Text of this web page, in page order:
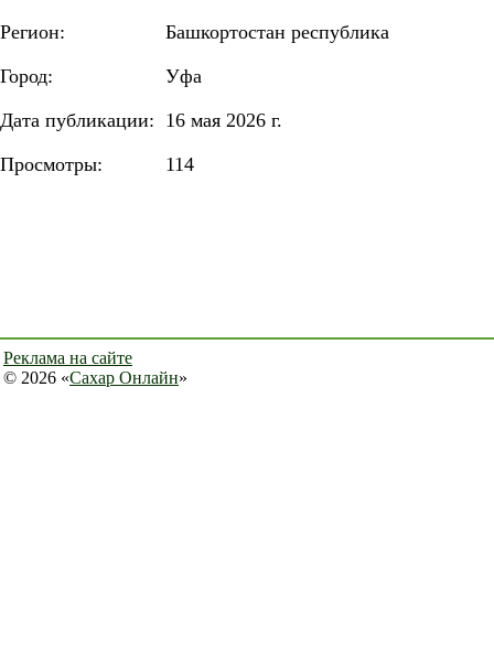
Регион:
Башкортостан республика
Город:
Уфа
Дата публикации: 16 мая 2026 г.
Просмотры:
114
Реклама на сайте
© 2026 «Сахар Онлайн»